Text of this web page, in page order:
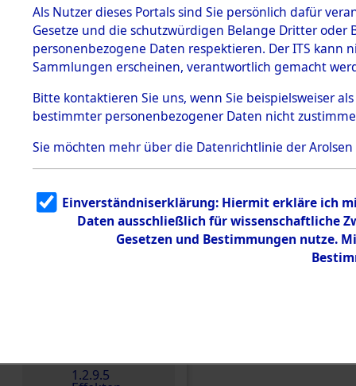
Effekten
1.2.9.1
Effekten aus
dem KZ
Dachau
Dokument
e
1.2.9.2
Effekten aus
dem KZ
Landesentsch
ädigungsamt
1.2.9.5
Einen Kommentar
Als Nutzer dieses Portals sind Sie persönlich dafür
Gesetze und die schutzwürdigen Belange Dritter
personenbezogene Daten respektieren. Der ITS
Sammlungen erscheinen, verantwortlich gemacht
Bitte kontaktieren Sie uns, wenn Sie beispielsweiser
bestimmter personenbezogener Daten nicht
Sie möchten mehr über die Datenrichtlinie der Arolsen
Einverständniserklärung: Hiermit erkläre ich
Daten ausschließlich für wissenschaftliche
Gesetzen und Bestimmungen nutze.